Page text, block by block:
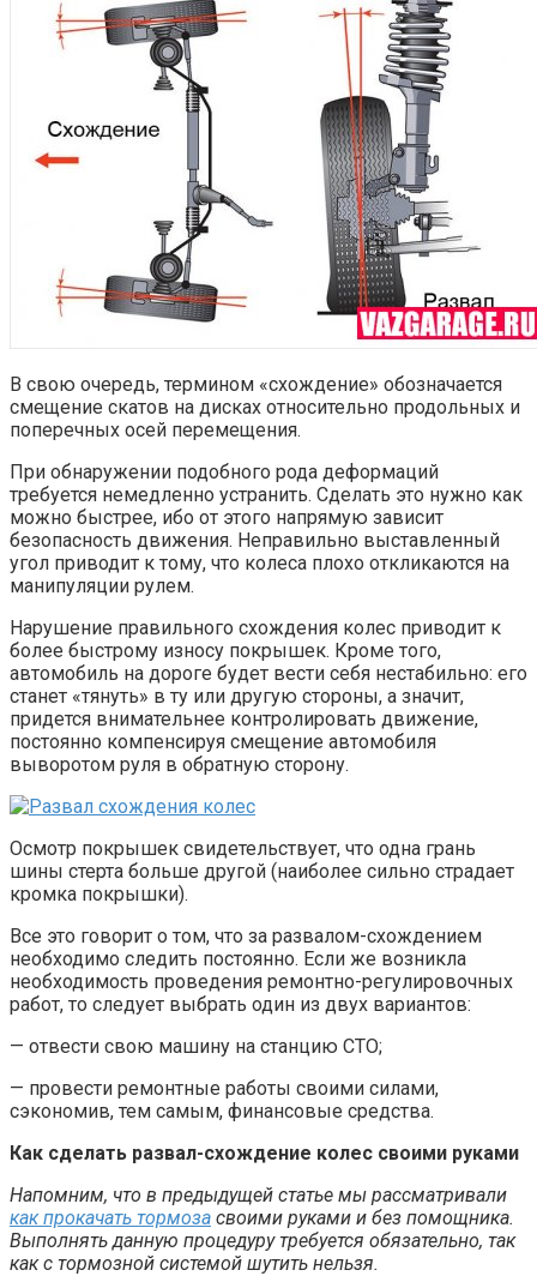
В свою очередь, термином «схождение» обозначается
смещение скатов на дисках относительно продольных и
поперечных осей перемещения.
При обнаружении подобного рода деформаций
требуется немедленно устранить. Сделать это нужно как
можно быстрее, ибо от этого напрямую зависит
безопасность движения. Неправильно выставленный
угол приводит к тому, что колеса плохо откликаются на
манипуляции рулем.
Нарушение правильного схождения колес приводит к
более быстрому износу покрышек. Кроме того,
автомобиль на дороге будет вести себя нестабильно: его
станет «тянуть» в ту или другую стороны, а значит,
придется внимательнее контролировать движение,
постоянно компенсируя смещение автомобиля
выворотом руля в обратную сторону.
Осмотр покрышек свидетельствует, что одна грань
шины стерта больше другой (наиболее сильно страдает
кромка покрышки).
Все это говорит о том, что за развалом-схождением
необходимо следить постоянно. Если же возникла
необходимость проведения ремонтно-регулировочных
работ, то следует выбрать один из двух вариантов:
— отвести свою машину на станцию СТО;
— провести ремонтные работы своими силами,
сэкономив, тем самым, финансовые средства.
Как сделать развал-схождение колес своими руками
Напомним, что в предыдущей статье мы рассматривали
как прокачать тормоза своими руками и без помощника.
Выполнять данную процедуру требуется обязательно, так
как с тормозной системой шутить нельзя.